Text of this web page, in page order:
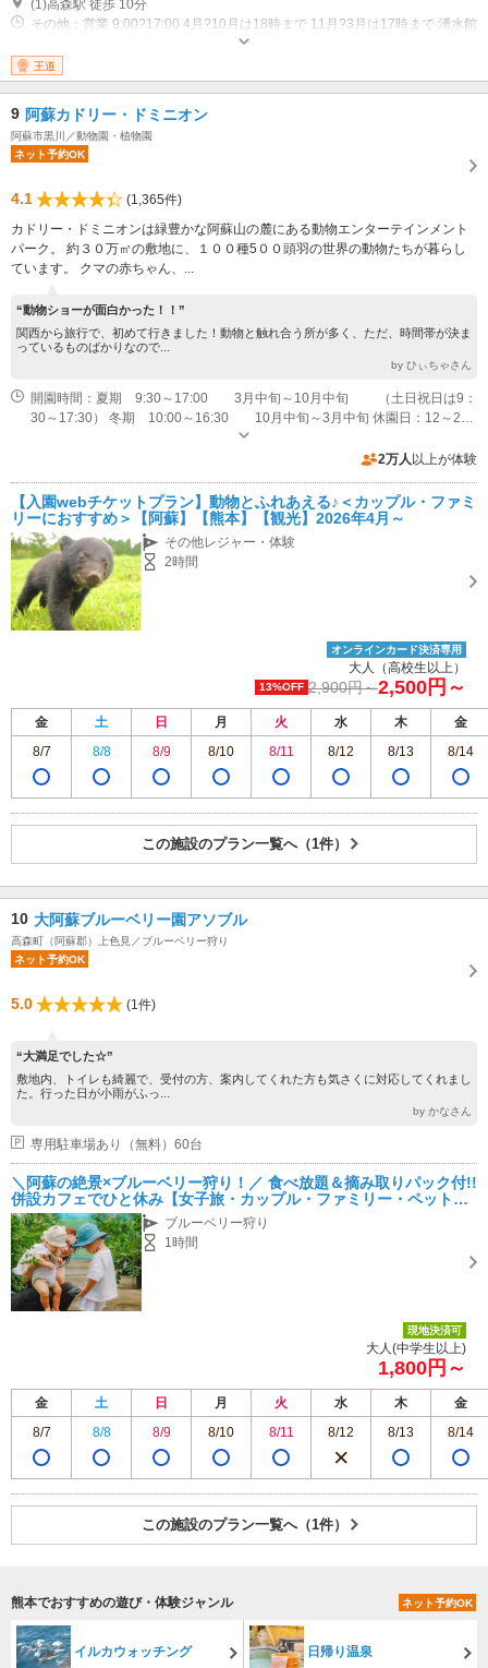
(1)高森駅 徒歩 10分
その他：営業 9:00?17:00 4月?10月は18時まで 11月?3月は17時まで 湧水館
は1６時まで 休館 湧水館は月曜日休館
王道
9 阿蘇カドリー・ドミニオン
阿蘇市黒川／動物園・植物園
ネット予約OK
4.1
(1,365件)
カドリー・ドミニオンは緑豊かな阿蘇山の麓にある動物エンターテインメント
パーク。 約３０万㎡の敷地に、１００種5００頭羽の世界の動物たちが暮らし
ています。 クマの赤ちゃん、...
“動物ショーが面白かった！！”
関西から旅行で、初めて行きました！動物と触れ合う所が多く、ただ、時間帯が決ま
っているものばかりなので...
by ひぃちゃさん
開園時間：夏期 9:30～17:00 3月中旬～10月中旬 （土日祝日は9：
30～17:30） 冬期 10:00～16:30 10月中旬～3月中旬 休園日：12～2月
の火・水曜日（冬休み期間・祝日を除く）
2万人 以上が体験
【入園webチケットプラン】動物とふれあえる♪＜カップル・ファミ
リーにおすすめ＞【阿蘇】【熊本】【観光】2026年4月～
その他レジャー・体験
2時間
オンラインカード決済専用
大人（高校生以上）
13%OFF 2,900円～2,500円～
金 土 日 月 火 水 木
金
8/7
8/8 8/9 8/10 8/11 8/12 8/13 8/14
この施設のプラン一覧へ（1件）
10 大阿蘇ブルーベリー園アソブル
高森町（阿蘇郡）上色見／ブルーベリー狩り
ネット予約OK
5.0 (1件)
“大満足でした☆”
敷地内、トイレも綺麗で、受付の方、案内してくれた方も気さくに対応してくれまし
た。行った日が小雨がふっ...
by かなさん
専用駐車場あり（無料）60台
＼阿蘇の絶景×ブルーベリー狩り！／ 食べ放題＆摘み取りパック付!!
併設カフェでひと休み【女子旅・カップル・ファミリー・ペットO
K】阿蘇ドライブ・阿蘇観光ブルーベリー狩り
1時間
現地決済可
大人(中学生以上)
1,800円～
金 土 日 月 火 水 木
金
8/7
8/8 8/9 8/10 8/11 8/12 8/13 8/14
この施設のプラン一覧へ（1件）
熊本でおすすめの遊び・体験ジャンル ネット予約OK
イルカウォッチング 日帰り温泉